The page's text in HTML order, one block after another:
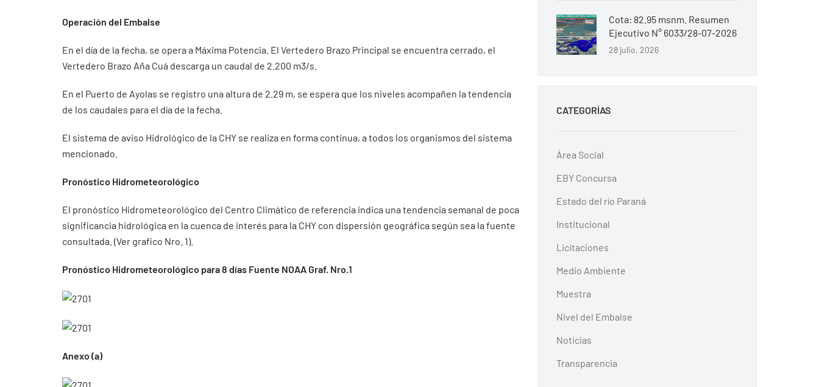
Operación del Embalse
En el día de la fecha, se opera a Máxima Potencia. El Vertedero Brazo Principal se encuentra cerrado, el
Vertedero Brazo Aña Cuá descarga un caudal de 2.200 m3/s.
En el Puerto de Ayolas se registro una altura de 2.29 m, se espera que los niveles acompañen la tendencia
de los caudales para el día de la fecha.
El sistema de aviso Hidrológico de la CHY se realiza en forma continua, a todos los organismos del sistema
mencionado.
Pronóstico Hidrometeorológico
El pronóstico Hidrometeorológico del Centro Climático de referencia indica una tendencia semanal de poca
significancia hidrológica en la cuenca de interés para la CHY con dispersión geográfica según sea la fuente
consultada. (Ver grafico Nro. 1).
Pronóstico Hidrometeorológico para 8 días Fuente NOAA Graf. Nro.1
Anexo (a)
Cota: 82.95 msnm. Resumen
Ejecutivo N° 6033/28-07-2026
28 julio, 2026
CATEGORÍAS
Área Social
EBY Concursa
Estado del río Paraná
Institucional
Licitaciones
Medio Ambiente
Muestra
Nivel del Embalse
Noticias
Transparencia